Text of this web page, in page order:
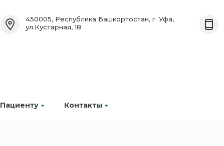
Пациенту Контакты
450005, Республика Башкортостан, г. Уфа,
ул.Кустарная, 18